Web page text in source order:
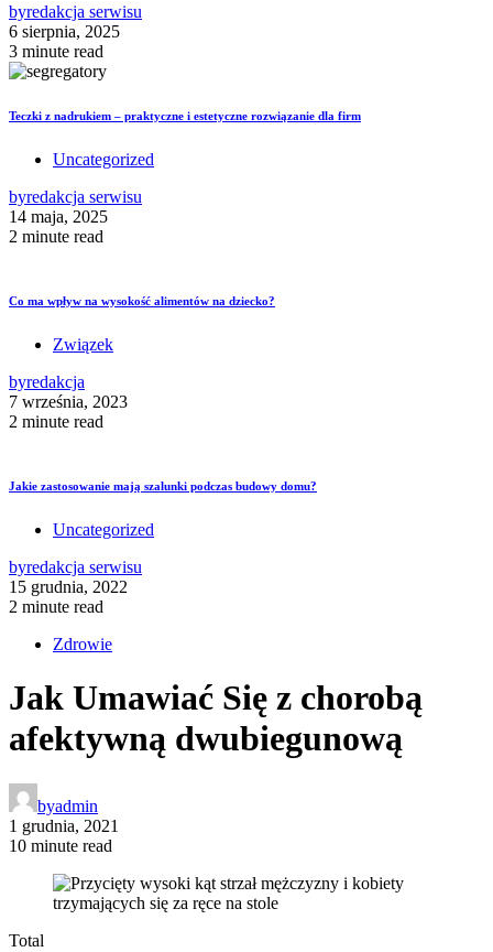
byredakcja serwisu
6 sierpnia, 2025
3 minute read
Teczki z nadrukiem – praktyczne i estetyczne rozwiązanie dla firm
Uncategorized
byredakcja serwisu
14 maja, 2025
2 minute read
Co ma wpływ na wysokość alimentów na dziecko?
Związek
byredakcja
7 września, 2023
2 minute read
Jakie zastosowanie mają szalunki podczas budowy domu?
Uncategorized
byredakcja serwisu
15 grudnia, 2022
2 minute read
Zdrowie
Jak Umawiać Się z chorobą
afektywną dwubiegunową
byadmin
1 grudnia, 2021
10 minute read
Total